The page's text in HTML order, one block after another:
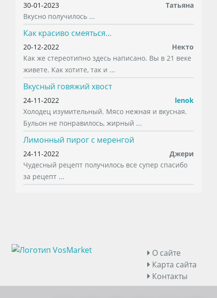
30-01-2023
Татьяна
Вкусно получилось ...
Как красиво смеяться...
20-12-2022
Некто
Как же стереотипно здесь написано. Вы в 21 веке
живете. Как хотите, так и ...
Вкусный говяжий хвост
24-11-2022
lenok
Холодец изумительный. Мясо нежная и вкусная.
Бульон не понравилось, жирный ...
Лимонный пирог с меренгой
24-11-2022
Джери
Чудесный рецепт получилось все супер спасибо
за рецепт ...
О сайте
Карта сайта
Контакты